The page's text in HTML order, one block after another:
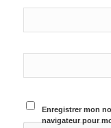
Enregistrer mon
navigateur pour